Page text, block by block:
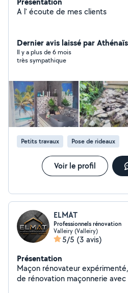
A l' écoute de mes clients
Dernier avis laissé par
Il y a plus de 6 mois
très sympathique
Petits travaux Pose de rideaux
Voir le profil
ELMAT
Professionnels rénovation
Valleiry (Valleiry)
5/5 (3 avis)
Présentation
Maçon rénovateur
de rénovation maçonnerie